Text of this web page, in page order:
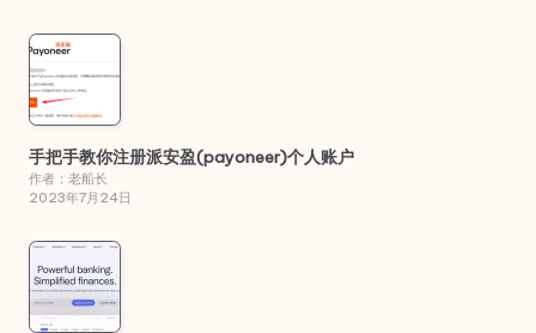
手把手教你注册派安盈(payoneer)个人账户
作者：老船长
2023年7月24日